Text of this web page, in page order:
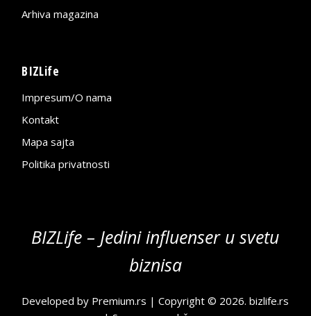
Arhiva magazina
BIZLife
Impresum/O nama
Kontakt
Mapa sajta
Politika privatnosti
BIZLife – Jedini influenser u svetu
biznisa
Developed by Premium.rs | Copyright © 2026.bizlife.rs